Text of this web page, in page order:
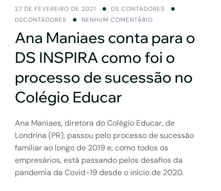
27 DE FEVEREIRO DE 2021
DS CONTADORES
DSCONTADORES
NENHUM COMENTÁRIO
Ana Maniaes conta para o
DS INSPIRA como foi o
processo de sucessão no
Colégio Educar
Ana Maniaes, diretora do Colégio Educar, de
Londrina (PR), passou pelo processo de sucessão
familiar ao longo de 2019 e, como todos os
empresários, está passando pelos desafios da
pandemia da Covid-19 desde o início de 2020.